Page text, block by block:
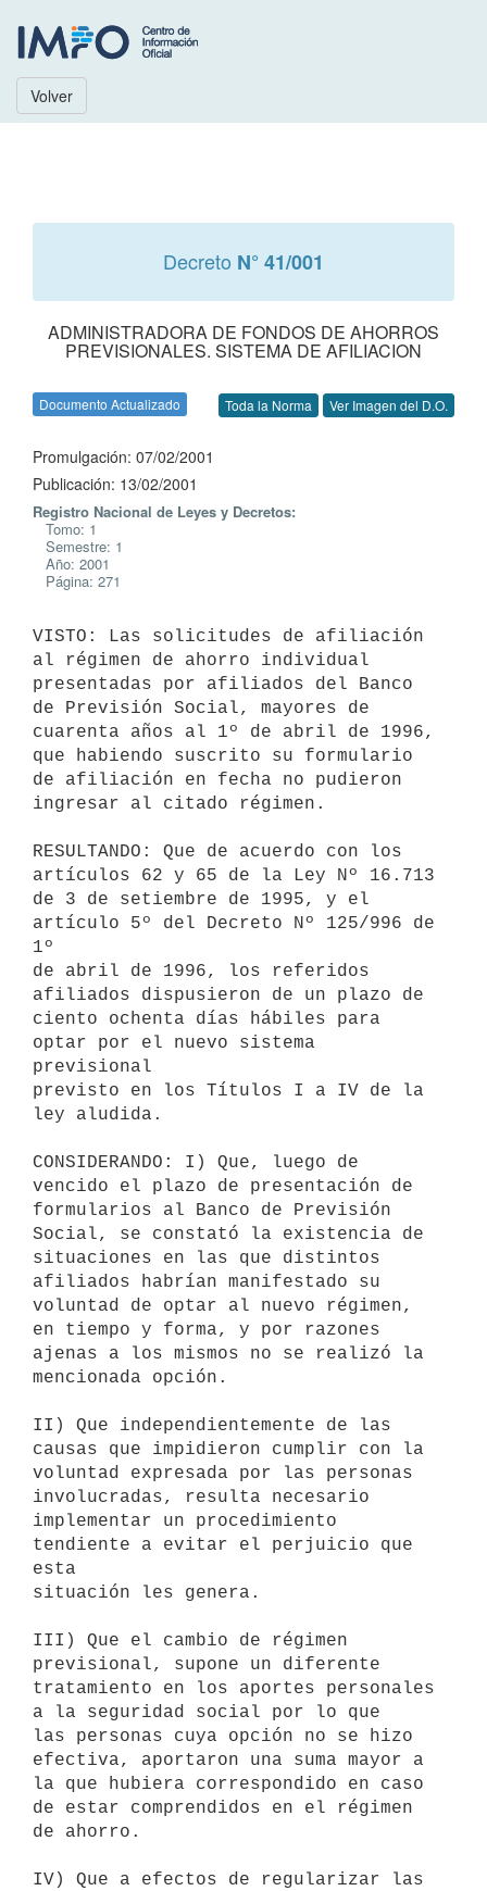
Volver
Decreto N° 41/001
ADMINISTRADORA DE FONDOS DE AHORROS
PREVISIONALES. SISTEMA DE AFILIACION
Documento Actualizado Toda la Norma Ver Imagen del D.O.
Promulgación: 07/02/2001
Publicación: 13/02/2001
Registro Nacional de Leyes y Decretos:
Tomo: 1
Semestre: 1
Año: 2001
Página: 271
VISTO: Las solicitudes de afiliación
al régimen de ahorro individual
presentadas por afiliados del Banco
de Previsión Social, mayores de
cuarenta años al 1º de abril de 1996,
que habiendo suscrito su formulario
de afiliación en fecha no pudieron
ingresar al citado régimen.
RESULTANDO: Que de acuerdo con los
artículos 62 y 65 de la Ley Nº 16.713
de 3 de setiembre de 1995, y el
artículo 5º del Decreto Nº 125/996 de
1º
de abril de 1996, los referidos
afiliados dispusieron de un plazo de
ciento ochenta días hábiles para
optar por el nuevo sistema
previsional
previsto en los Títulos I a IV de la
ley aludida.
CONSIDERANDO: I) Que, luego de
vencido el plazo de presentación de
formularios al Banco de Previsión
Social, se constató la existencia de
situaciones en las que distintos
afiliados habrían manifestado su
voluntad de optar al nuevo régimen,
en tiempo y forma, y por razones
ajenas a los mismos no se realizó la
mencionada opción.
II) Que independientemente de las
causas que impidieron cumplir con la
voluntad expresada por las personas
involucradas, resulta necesario
implementar un procedimiento
tendiente a evitar el perjuicio que
esta
situación les genera.
III) Que el cambio de régimen
previsional, supone un diferente
tratamiento en los aportes personales
a la seguridad social por lo que
las personas cuya opción no se hizo
efectiva, aportaron una suma mayor a
la que hubiera correspondido en caso
de estar comprendidos en el régimen
de ahorro.
IV) Que a efectos de regularizar las